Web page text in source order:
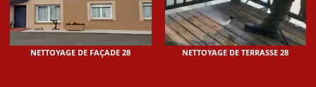
NETTOYAGE DE FAÇADE 28 NETTOYAGE DE TERRASSE 28